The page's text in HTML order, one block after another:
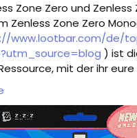
Zone Zero und Zenless
Zenless Zone Zero
www.lootbar.com/de/
) ist
mit der ihr eure
und limitierte Skins
könnt.
Zahlungsmittel
in Polychrom, um seltene